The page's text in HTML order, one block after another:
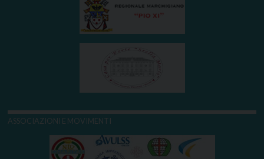
ASSOCIAZIONI E MOVIMENTI